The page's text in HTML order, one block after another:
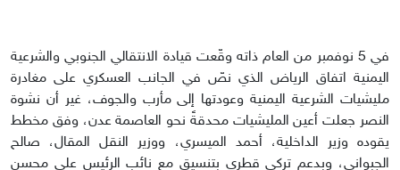
في 5 نوفمبر من العام ذاته وقّعت قيادة الانتقالي الجنوبي والشرعية
اليمنية اتفاق الرياض الذي نصّ في الجانب العسكري على مغادرة
مليشيات الشرعية اليمنية وعودتها إلى مأرب والجوف، غير أن نشوة
النصر جعلت أعين المليشيات محدقةً نحو العاصمة عدن، وفق مخطط
يقوده وزير الداخلية، أحمد الميسري، ووزير النقل المقال، صالح
الجبواني، وبدعم تركي قطري بتنسيق مع نائب الرئيس على محسن